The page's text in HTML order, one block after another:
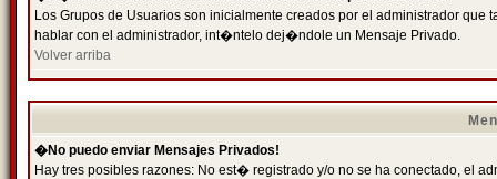
Los Grupos de Usuarios son inicialmente creados por el administrador
hablar con el administrador, int�ntelo dej�ndole un Mensaje Privado.
Volver arriba
�No puedo enviar Mensajes Privados!
Hay tres posibles razones: No est� registrado y/o no se ha conectado, el